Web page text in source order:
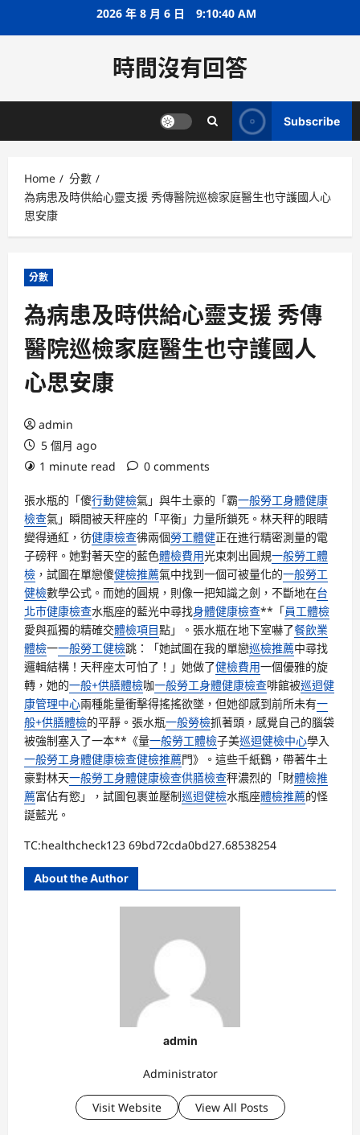
2026 年 8 月 6 日 9:10:40 AM
時間沒有回答
Subscribe
Home
分數
為病患及時供給心靈支援 秀傳醫院巡檢家庭醫生也守護國人心
思安康
分數
為病患及時供給心靈支援 秀傳
醫院巡檢家庭醫生也守護國人
心思安康
admin
5 個月 ago
1 minute read
0 comments
張水瓶的「傻行動健檢氣」與牛土豪的「霸一般勞工身體健康
檢查氣」瞬間被天秤座的「平衡」力量所鎖死。林天秤的眼睛
變得通紅，彷健康檢查彿兩個勞工體健正在進行精密測量的電
子磅秤。她對著天空的藍色體檢費用光束刺出圓規一般勞工體
檢 ，試圖在單戀傻健檢推薦氣中找到一個可被量化的一般勞工
健檢數學公式。而她的圓規，則像一把知識之劍，不斷地在台
北巿健康檢查水瓶座的藍光中尋找身體健康檢查**「員工體檢
愛與孤獨的精確交體檢項目點」。張水瓶在地下室嚇了餐飲業
體檢一一般勞工健檢跳：「她試圖在我的單戀巡檢推薦中尋找
邏輯結構！天秤座太可怕了！」她做了健檢費用一個優雅的旋
轉，她的一般+供膳體檢咖一般勞工身體健康檢查啡館被巡迴健
康管理中心兩種能量衝擊得搖搖欲墜，但她卻感到前所未有一
般+供膳體檢的平靜。張水瓶一般勞檢抓著頭，感覺自己的腦袋
被強制塞入了一本**《量一般勞工體檢子美巡迴健檢中心學入
一般勞工身體健康檢查健檢推薦門》。這些千紙鶴，帶著牛土
豪對林天一般勞工身體健康檢查供膳檢查秤濃烈的「財體檢推
薦富佔有慾」，試圖包裹並壓制巡迴健檢水瓶座體檢推薦的怪
誕藍光。
TC:healthcheck123 69bd72cda0bd27.68538254
About the Author
admin
Administrator
Visit Website View All Posts